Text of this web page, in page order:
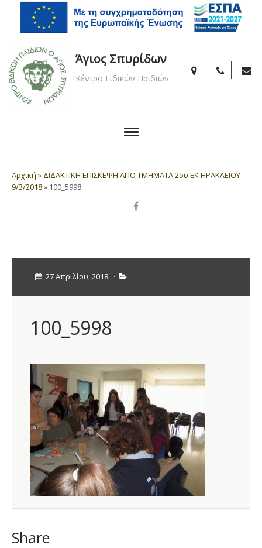
Άγιος Σπυρίδων
Κέντρο Ειδικών Παιδιών
Αρχική » ΔΙΔΑΚΤΙΚΗ ΕΠΙΣΚΕΨΗ ΑΠΟ ΤΜΗΜΑΤΑ 2ου ΕΚ ΗΡΑΚΛΕΙΟΥ
9/3/2018» 100_5998
27 Απριλίου, 2018 ·
100_5998
Share